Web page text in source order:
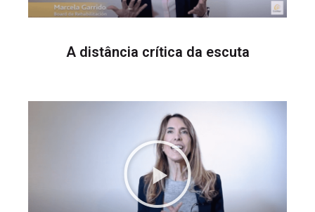
A distância crítica da escuta